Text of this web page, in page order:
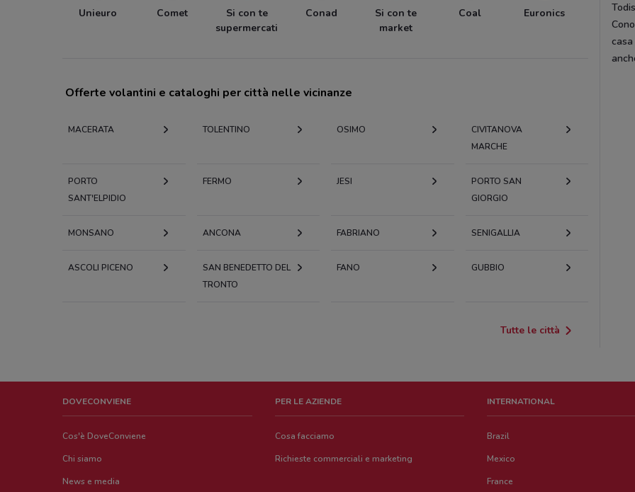
Unieuro Comet
Si con te
supermercati
Conad
Si con te
market
Coal Euronics Coop
Offerte volantini e cataloghi per città nelle vicinanze
MACERATA TOLENTINO OSIMO
CIVITANOVA
MARCHE
PORTO
SANT'ELPIDIO
FERMO JESI
PORTO SAN
GIORGIO
MONSANO ANCONA FABRIANO SENIGALLIA
ASCOLI PICENO
SAN BENEDETTO DEL
TRONTO
FANO GUBBIO
Tutte le città
DOVECONVIENE
Cos'è DoveConviene
Chi siamo
News e media
PER LE AZIENDE
Cosa facciamo
Richieste commerciali e marketing
INTERNATIONAL
Brazil
Mexico
France